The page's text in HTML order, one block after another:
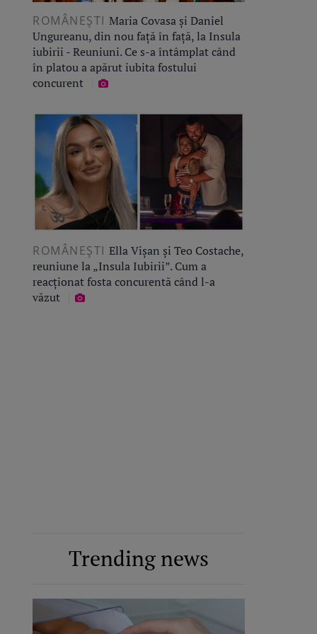
ROMÂNEŞTI Maria Covasa și Daniel
Ungureanu, din nou față în față, la Insula
iubirii - Reuniuni. Ce s-a întâmplat când
în platou a apărut iubita fostului
concurent
ROMÂNEŞTI Ella Vișan și Teo Costache,
reuniune la „Insula Iubirii”. Cum a
reacționat fosta concurentă când l-a
văzut
Trending news